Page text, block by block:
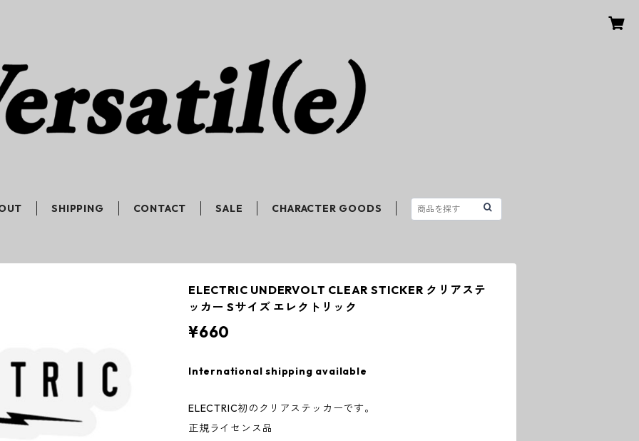
SHIPPING CONTACT SALE CHARACTER GOODS
ELECTRIC UNDERVOLT CLEAR STICKER クリアステ
ッカー Sサイズ エレクトリック
¥660
International shipping available
ELECTRIC初のクリアステッカーです。
正規ライセンス品